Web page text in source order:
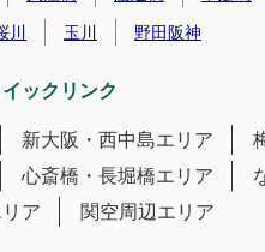
川 玉川 野田阪神
ックリンク
新大阪・西中島エリア
心斎橋・長堀橋エリア
ア 関空周辺エリア